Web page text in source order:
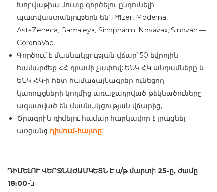
Խորվաթիա մուտք գործելու ընդունելի
պատվաստանյութերն են՝ Pfizer, Moderna,
AstaZeneca, Gamaleya, Sinopharm, Novavax, Sinovac —
CoronaVac,
Գործում է մասնակցության վճար՝ 50 եվրոյին
համարժեք ՀՀ դրամի չափով: ԵՆԿ ՀԿ անդամները և
ԵՆԿ ՀԿ-ի հետ համաձայնագրեր ունեցող
կառույցների կողմից առաջադրված թեկնածուները
ազատված են մասնակցության վճարից,
Ծրագրին դիմելու համար հարկավոր է լրացնել
առցանց դիմում-հայտը:
ԴԻՄԵԼՈՒ ՎԵՐՋՆԱԺԱՄԿԵՏՆ Է ս/թմարտի 25-ը, ժամը
18։00-ն: